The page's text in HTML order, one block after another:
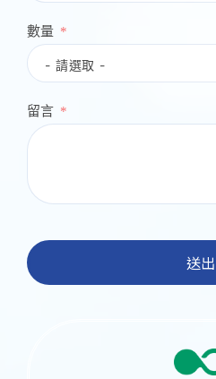
數量
留言
送出